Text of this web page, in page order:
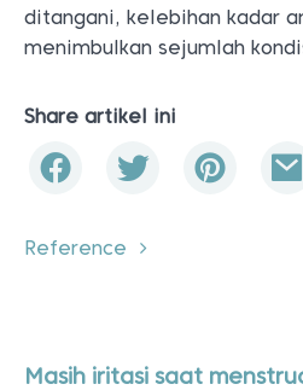
ditangani, kelebihan kadar
menimbulkan sejumlah
Share artikel ini
Reference
Masih iritasi saat